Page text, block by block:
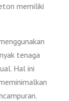
memiliki
tenaga
Hal ini